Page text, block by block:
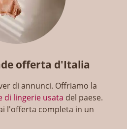
offerta d'Italia
di annunci. Offriamo la
di lingerie usata del paese.
l'offerta completa in un